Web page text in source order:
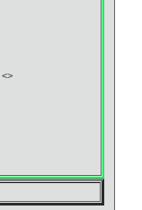
<>